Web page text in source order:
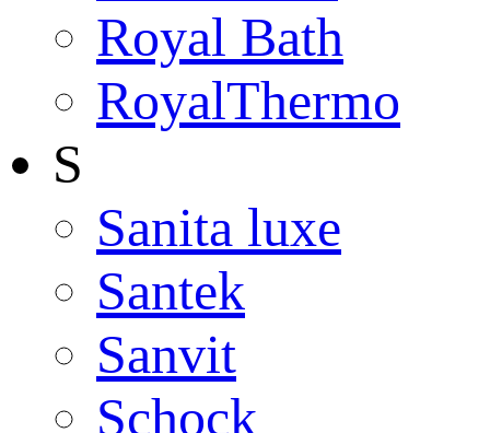
Royal Bath
RoyalThermo
S
Sanita luxe
Santek
Sanvit
Schock